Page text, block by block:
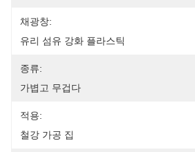
채광창:
유리 섬유 강화 플라스틱
종류:
가볍고 무겁다
적용:
철강 가공 집